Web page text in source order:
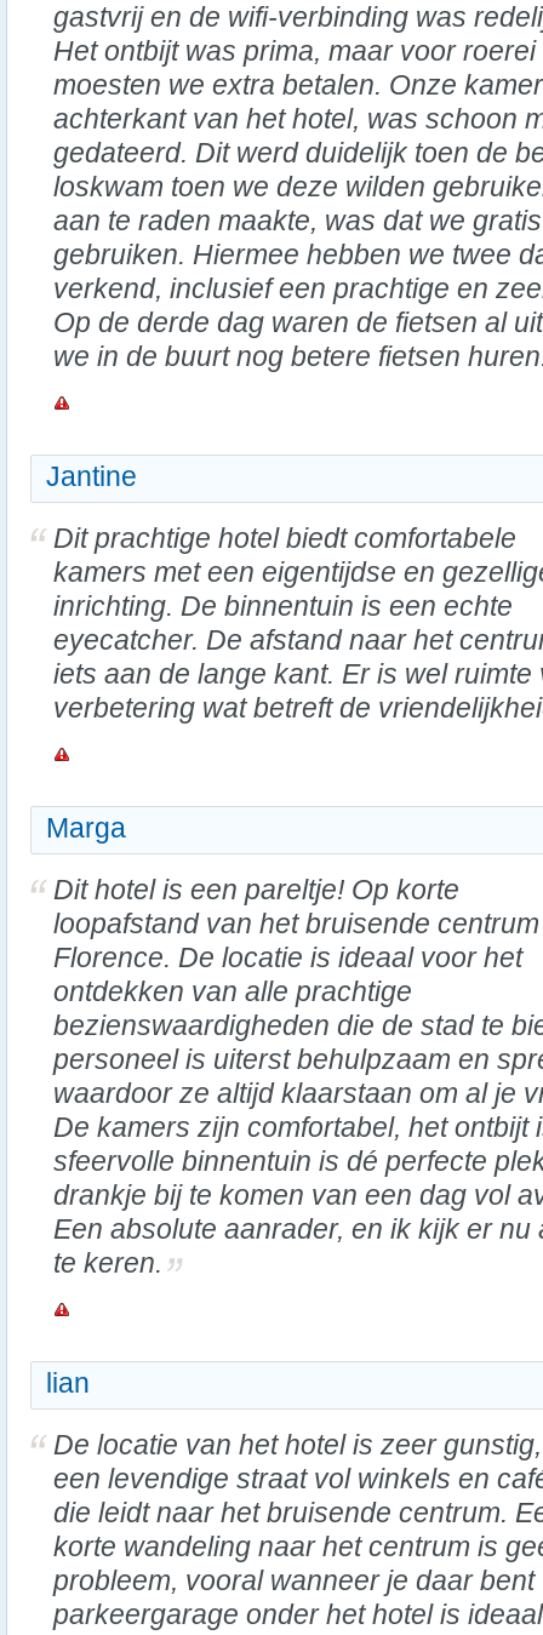
gastvrij en de wifi-verbinding was
Het ontbijt was prima, maar voor roerei
moesten we extra betalen. Onze
achterkant van het hotel, was schoon
gedateerd. Dit werd duidelijk toen de
loskwam toen we deze wilden
aan te raden maakte, was dat we
gebruiken. Hiermee hebben we twee
verkend, inclusief een prachtige en
Op de derde dag waren de fietsen al
we in de buurt nog betere fietsen
Jantine
Dit prachtige hotel biedt comfortabele
kamers met een eigentijdse en
inrichting. De binnentuin is een echte
eyecatcher. De afstand naar het
iets aan de lange kant. Er is wel ruimte
verbetering wat betreft de
Marga
Dit hotel is een pareltje! Op korte
loopafstand van het bruisende
Florence. De locatie is ideaal voor het
ontdekken van alle prachtige
bezienswaardigheden die de stad te
personeel is uiterst behulpzaam en
waardoor ze altijd klaarstaan om al je
De kamers zijn comfortabel, het ontbijt
sfeervolle binnentuin is dé perfecte
drankje bij te komen van een dag vol
Een absolute aanrader, en ik kijk er nu
te keren.
lian
De locatie van het hotel is zeer
een levendige straat vol winkels en
die leidt naar het bruisende centrum.
korte wandeling naar het centrum is
probleem, vooral wanneer je daar
parkeergarage onder het hotel is